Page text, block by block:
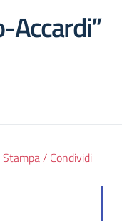
Accardi”
Stampa / Condividi